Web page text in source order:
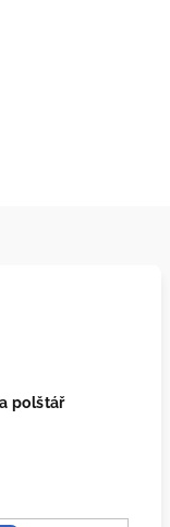
polštář